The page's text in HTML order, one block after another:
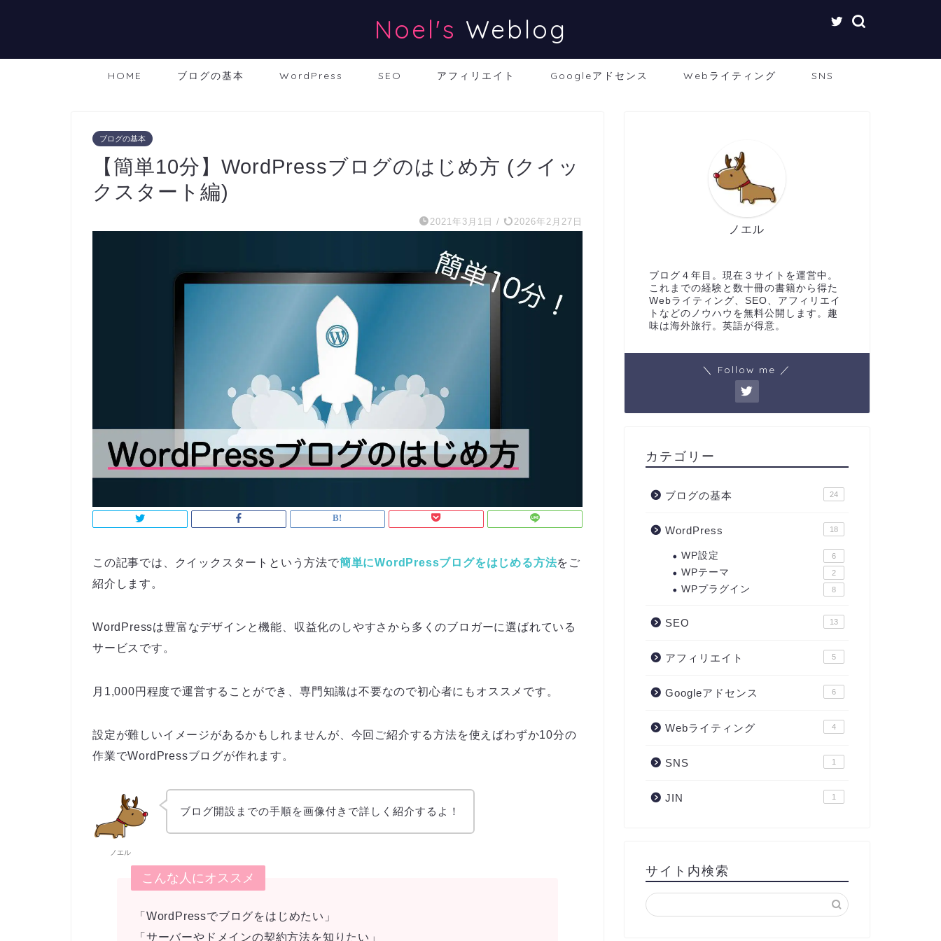
Noel's Weblog
HOME ブログの基本 WordPress SEO アフィリエイト Googleアドセンス Webライティング SNS
ブログの基本
【簡単10分】WordPressブログのはじめ方 (クイッ
クスタート編)
2021年3月1日 / 2026年2月27日
この記事では、クイックスタートという方法で簡単にWordPressブログをはじめる方法をご
紹介します。
WordPressは豊富なデザインと機能、収益化のしやすさから多くのブロガーに選ばれている
サービスです。
月1,000円程度で運営することができ、専門知識は不要なので初心者にもオススメです。
設定が難しいイメージがあるかもしれませんが、今回ご紹介する方法を使えばわずか10分の
作業でWordPressブログが作れます。
ノエル
ブログ開設までの手順を画像付きで詳しく紹介するよ！
こんな人にオススメ
「WordPressでブログをはじめたい」
「サーバーやドメインの契約方法を知りたい」
ノエル
ブログ４年目。現在３サイトを運営中。
これまでの経験と数十冊の書籍から得た
Webライティング、SEO、アフィリエイ
トなどのノウハウを無料公開します。趣
味は海外旅行。英語が得意。
＼ Follow me ／
カテゴリー
ブログの基本 24
WordPress 18
WP設定 6
WPテーマ 2
WPプラグイン 8
SEO 13
アフィリエイト 5
Googleアドセンス 6
Webライティング 4
SNS 1
JIN 1
サイト内検索